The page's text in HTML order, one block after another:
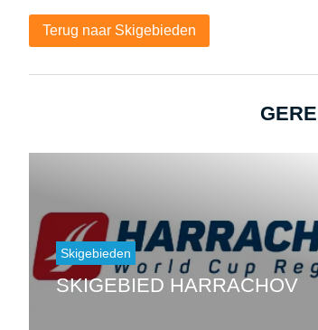
Terug naar Skigebieden
Skigebieden
SKIGEBIED HARRACHOV